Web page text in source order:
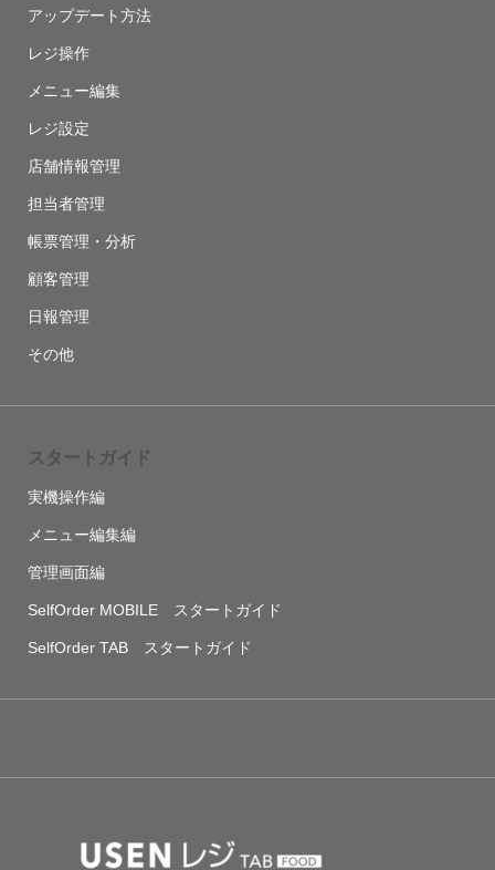
アップデート方法
レジ操作
メニュー編集
レジ設定
店舗情報管理
担当者管理
帳票管理・分析
顧客管理
日報管理
その他
スタートガイド
実機操作編
メニュー編集編
管理画面編
SelfOrder MOBILE スタートガイド
SelfOrder TAB スタートガイド